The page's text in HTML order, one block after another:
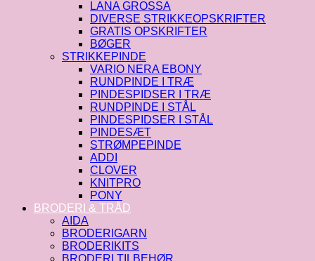
LANA GROSSA
DIVERSE STRIKKEOPSKRIFTER
GRATIS OPSKRIFTER
BØGER
STRIKKEPINDE
VARIO NERA EBONY
RUNDPINDE I TRÆ
PINDESPIDSER I TRÆ
RUNDPINDE I STÅL
PINDESPIDSER I STÅL
PINDESÆT
STRØMPEPINDE
ADDI
CLOVER
KNITPRO
PONY
BRODERI & TRÅD
AIDA
BRODERIGARN
BRODERIKITS
BRODERI TILBEHØR